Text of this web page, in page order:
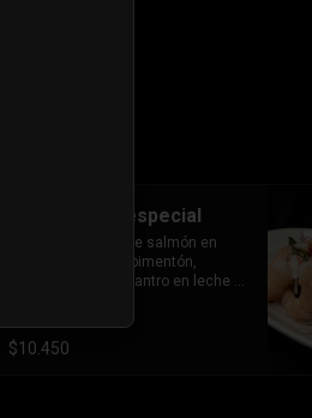
#53 ceviche especial
Delicados trozos de salmón en
cubos y camarón, pimentón,
cebolla morada, cilantro en leche
$10.450